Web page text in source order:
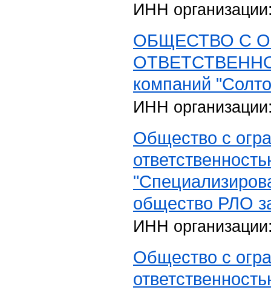
ИНН
ОБЩЕСТВО С
компаний
ИНН
Общество с
общество РЛО
ИНН
Общество с